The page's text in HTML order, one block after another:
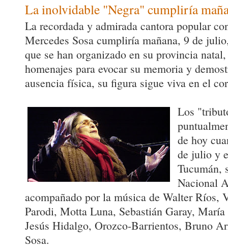
La inolvidable "Negra" cumpliría
La recordada y admirada cantora popular
Mercedes Sosa cumpliría mañana, 9 de
que se han organizado en su provincia
homenajes para evocar su memoria y
ausencia física, su figura sigue viva en el
Los
de hoy
de julio y
Tucumán,
Nacional
acompañado por la música de Walter Ríos,
Parodi, Motta Luna, Sebastián Garay, María
Jesús Hidalgo, Orozco-Barrientos, Bruno
Sosa.